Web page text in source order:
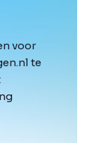
voor
te